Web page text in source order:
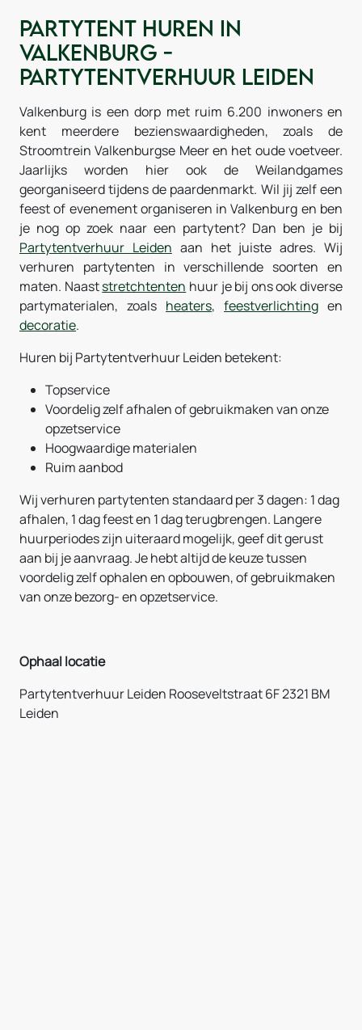
Partytent huren in
Valkenburg -
Partytentverhuur Leiden
Valkenburg is een dorp met ruim 6.200 inwoners en
kent meerdere bezienswaardigheden, zoals de
Stroomtrein Valkenburgse Meer en het oude voetveer.
Jaarlijks worden hier ook de Weilandgames
georganiseerd tijdens de paardenmarkt. Wil jij zelf een
feest of evenement organiseren in Valkenburg en ben
je nog op zoek naar een partytent? Dan ben je bij
Partytentverhuur Leiden aan het juiste adres. Wij
verhuren partytenten in verschillende soorten en
maten. Naaststretchtenten huur je bij ons ook diverse
partymaterialen, zoals heaters, feestverlichting en
decoratie.
Huren bij Partytentverhuur Leiden betekent:
Topservice
Voordelig zelf afhalen of gebruikmaken van onze
opzetservice
Hoogwaardige materialen
Ruim aanbod
Wij verhuren partytenten standaard per 3 dagen: 1 dag
afhalen, 1 dag feest en 1 dag terugbrengen. Langere
huurperiodes zijn uiteraard mogelijk, geef dit gerust
aan bij je aanvraag. Je hebt altijd de keuze tussen
voordelig zelf ophalen en opbouwen, of gebruikmaken
van onze bezorg- en opzetservice.
Ophaal locatie
Partytentverhuur Leiden Rooseveltstraat 6F 2321 BM
Leiden